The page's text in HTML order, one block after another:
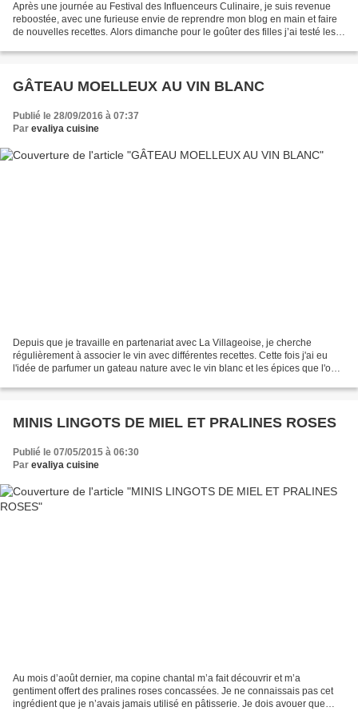
Après une journée au Festival des Influenceurs Culinaire, je suis revenue
reboostée, avec une furieuse envie de reprendre mon blog en main et faire
de nouvelles recettes. Alors dimanche pour le goûter des filles j’ai testé les
GÂTEAU MOELLEUX AU VIN BLANC
Publié le 28/09/2016 à 07:37
Par evaliya cuisine
Depuis que je travaille en partenariat avec La Villageoise, je cherche
régulièrement à associer le vin avec différentes recettes. Cette fois j'ai eu
l'idée de parfumer un gateau nature avec le vin blanc et les épices que l'on
MINIS LINGOTS DE MIEL ET PRALINES ROSES
Publié le 07/05/2015 à 06:30
Par evaliya cuisine
Au mois d’août dernier, ma copine chantal m’a fait découvrir et m’a
gentiment offert des pralines roses concassées. Je ne connaissais pas cet
ingrédient que je n’avais jamais utilisé en pâtisserie. Je dois avouer que